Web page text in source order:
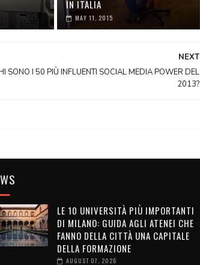
IN ITALIA
MAY 11, 2015
NEXT
SONO I 50 PIÙ INFLUENTI SOCIAL MEDIA POWER DEL
2013?
LE 10 UNIVERSITÀ PIÙ IMPORTANTI
DI MILANO: GUIDA AGLI ATENEI CHE
FANNO DELLA CITTÀ UNA CAPITALE
DELLA FORMAZIONE
AUGUST 07, 2026